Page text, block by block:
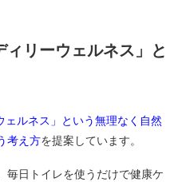
リーウェルネス」と
ェルネス」という無理なく自然
考え方を提案しています。
毎日トイレを使うだけで健康ケ